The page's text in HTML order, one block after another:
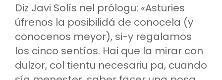
Diz Javi Solís nel prólogu: «Asturies
úfrenos la posibilidá de conocela (y
conocenos meyor), si-y regalamos
los cinco sentíos. Hai que la mirar con
dulzor, col tientu necesariu pa, cuando